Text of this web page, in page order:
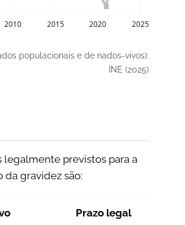
2010 2015 2020 2025
populacionais e de nados-vivos):
INE (2025)
legalmente previstos para a
da gravidez são:
Prazo legal